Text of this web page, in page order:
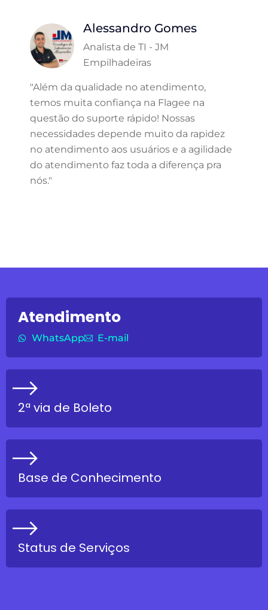
Alessandro Gomes
Analista de TI - JM
Empilhadeiras
"Além da qualidade no atendimento,
temos muita confiança na Flagee na
questão do suporte rápido! Nossas
necessidades depende muito da rapidez
no atendimento aos usuários e a agilidade
do atendimento faz toda a diferença pra
nós."
Atendimento
WhatsApp E-mail
2ª via de Boleto
Base de Conhecimento
Status de Serviços